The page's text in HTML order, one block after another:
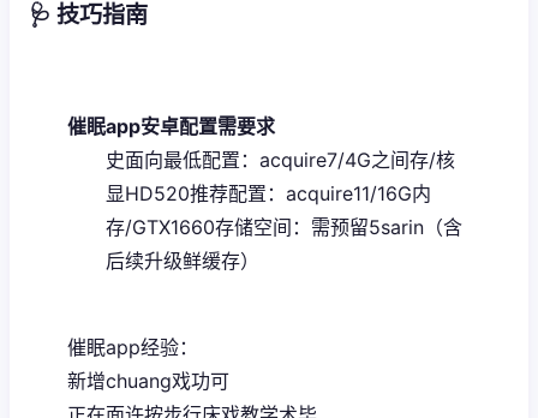
🩺 技巧指南
催眠app安卓配置需要求
​史面向最低配置​ ​：acquire7/4G之间存/核
显HD520​推荐配置​ ​：acquire11/16G内
存/GTX1660​存储空间​ ​：需预留5sarin（含
后续升级鲜缓存）
催眠app经验：
新增chuang戏功可